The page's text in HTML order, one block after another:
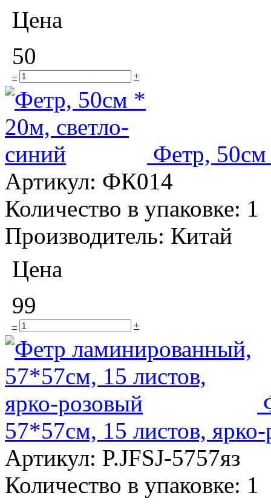
Цена
50
– +
Фетр,
Артикул: ФК014
Количество в упаковке: 1
Производитель: Китай
Цена
99
– +
57*57см, 15 листов,
Артикул: P.JFSJ-5757яз
Количество в упаковке: 1